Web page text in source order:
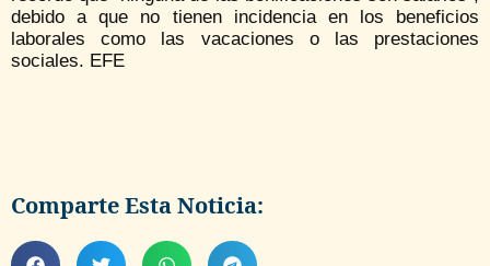
debido a que no tienen incidencia en los beneficios
laborales como las vacaciones o las prestaciones
sociales. EFE
Comparte Esta Noticia: